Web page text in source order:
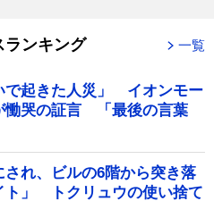
ランキング 一覧
で起きた人災」 イオンモー
慟哭の証言 「最後の言葉
され、ビルの6階から突き落
」 トクリュウの使い捨て